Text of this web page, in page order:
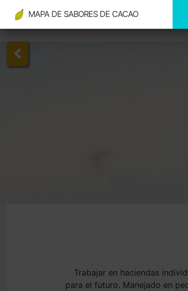
MAPA DE SABORES DE CACAO
Trabajar en haciendas
para el futuro. Manejado en